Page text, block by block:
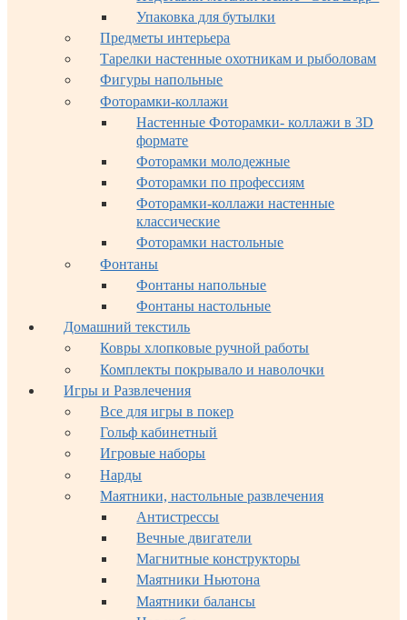
Упаковка для бутылки
Предметы интерьера
Тарелки настенные охотникам и рыболовам
Фигуры напольные
Фоторамки-коллажи
Настенные Фоторамки- коллажи в 3D
формате
Фоторамки молодежные
Фоторамки по профессиям
Фоторамки-коллажи настенные
классические
Фоторамки настольные
Фонтаны
Фонтаны напольные
Фонтаны настольные
Домашний текстиль
Ковры хлопковые ручной работы
Комплекты покрывало и наволочки
Игры и Развлечения
Все для игры в покер
Гольф кабинетный
Игровые наборы
Нарды
Маятники, настольные развлечения
Антистрессы
Вечные двигатели
Магнитные конструкторы
Маятники Ньютона
Маятники балансы